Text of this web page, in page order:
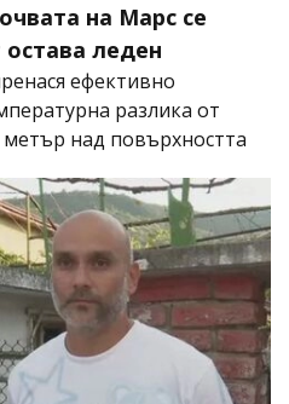
на Марс се
леден
ефективно
разлика от
метър над повърхността